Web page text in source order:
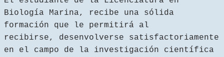
Biología Marina, recibe una sólida
formación que le permitirá al
recibirse, desenvolverse satisfactoriamente
en el campo de la investigación científica